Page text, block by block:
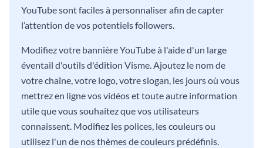
YouTube sont faciles à personnaliser afin de capter
l’attention de vos potentiels followers.
Modifiez votre bannière YouTube à l'aide d'un large
éventail d'outils d'édition Visme. Ajoutez le nom de
votre chaîne, votre logo, votre slogan, les jours où vous
mettrez en ligne vos vidéos et toute autre information
utile que vous souhaitez que vos utilisateurs
connaissent. Modifiez les polices, les couleurs ou
utilisez l'un de nos thèmes de couleurs prédéfinis.